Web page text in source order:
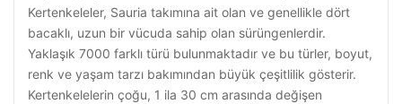
Kertenkeleler, Sauria takımına ait olan ve genellikle dört
bacaklı, uzun bir vücuda sahip olan sürüngenlerdir.
Yaklaşık 7000 farklı türü bulunmaktadır ve bu türler, boyut,
renk ve yaşam tarzı bakımından büyük çeşitlilik gösterir.
Kertenkelelerin çoğu, 1 ila 30 cm arasında değişen